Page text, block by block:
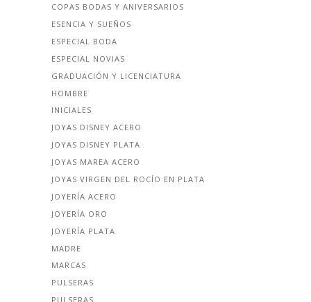
COPAS BODAS Y ANIVERSARIOS
ESENCIA Y SUEÑOS
ESPECIAL BODA
ESPECIAL NOVIAS
GRADUACIÓN Y LICENCIATURA
HOMBRE
INICIALES
JOYAS DISNEY ACERO
JOYAS DISNEY PLATA
JOYAS MAREA ACERO
JOYAS VIRGEN DEL ROCÍO EN PLATA
JOYERÍA ACERO
JOYERÍA ORO
JOYERÍA PLATA
MADRE
MARCAS
PULSERAS
PULSERAS